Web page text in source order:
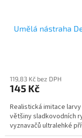
Umělá nástraha
119,83 Kč bez DPH
145 Kč
Realistická imitace
většiny sladkovodních
vyznavačů ultralehké